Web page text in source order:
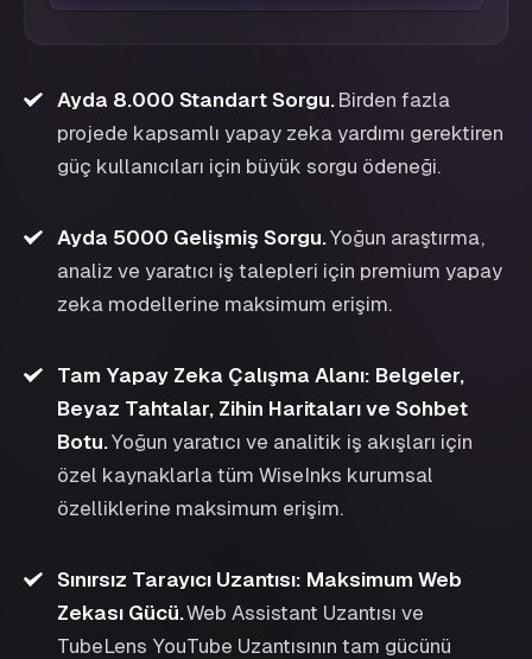
Ayda 8.000 Standart Sorgu. Birden fazla
projede kapsamlı yapay zeka yardımı gerektiren
güç kullanıcıları için büyük sorgu ödeneği.
Ayda 5000 Gelişmiş Sorgu.Yoğun araştırma,
analiz ve yaratıcı iş talepleri için premium yapay
zeka modellerine maksimum erişim.
Tam Yapay Zeka Çalışma Alanı: Belgeler,
Beyaz Tahtalar, Zihin Haritaları ve Sohbet
Botu.Yoğun yaratıcı ve analitik iş akışları için
özel kaynaklarla tüm WiseInks kurumsal
özelliklerine maksimum erişim.
Sınırsız Tarayıcı Uzantısı: Maksimum Web
Zekası Gücü.Web Assistant Uzantısı ve
TubeLens YouTube Uzantısının tam gücünü